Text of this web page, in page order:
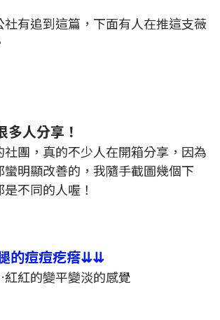
社有追到這篇，下面有人在推這支薇
多人分享！
團，真的不少人在開箱分享，因為
明顯改善的，我隨手截圖幾個下
不同的人喔！
的痘痘疙瘩⇊⇊
紅的變平變淡的感覺